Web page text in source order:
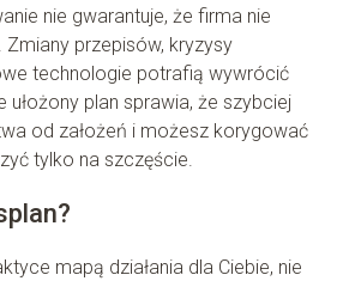
nie gwarantuje, że firma nie
przepisów, kryzysy
technologie potrafią wywrócić
ułożony plan sprawia, że szybciej
od założeń i możesz korygować
tylko na szczęście.
mapą działania dla Ciebie, nie